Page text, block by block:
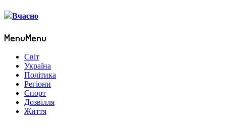
MenuMenu
Світ
Україна
Політика
Регіони
Спорт
Дозвілля
Життя